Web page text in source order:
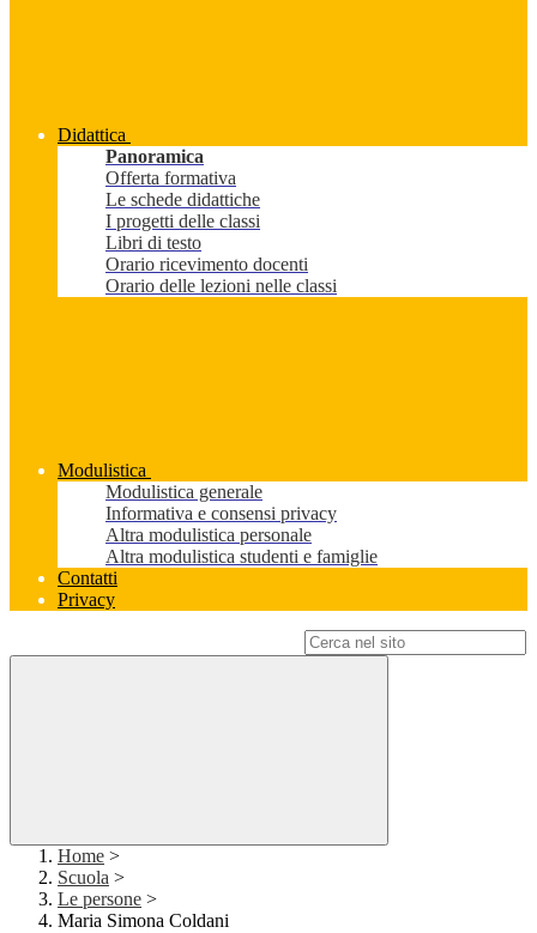
Didattica
Panoramica
Offerta formativa
Le schede didattiche
I progetti delle classi
Libri di testo
Orario ricevimento docenti
Orario delle lezioni nelle classi
Modulistica
Modulistica generale
Informativa e consensi privacy
Altra modulistica personale
Altra modulistica studenti e famiglie
Contatti
Privacy
Home >
Scuola >
Le persone >
Maria Simona Coldani